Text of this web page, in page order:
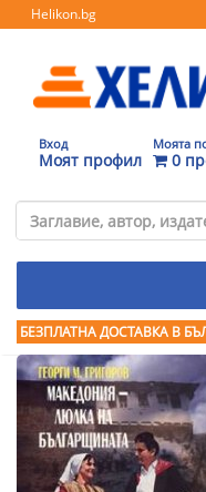
Helikon.bg
Вход
Моят профил
Моята
0
БЕЗПЛАТНА ДОСТАВКА В